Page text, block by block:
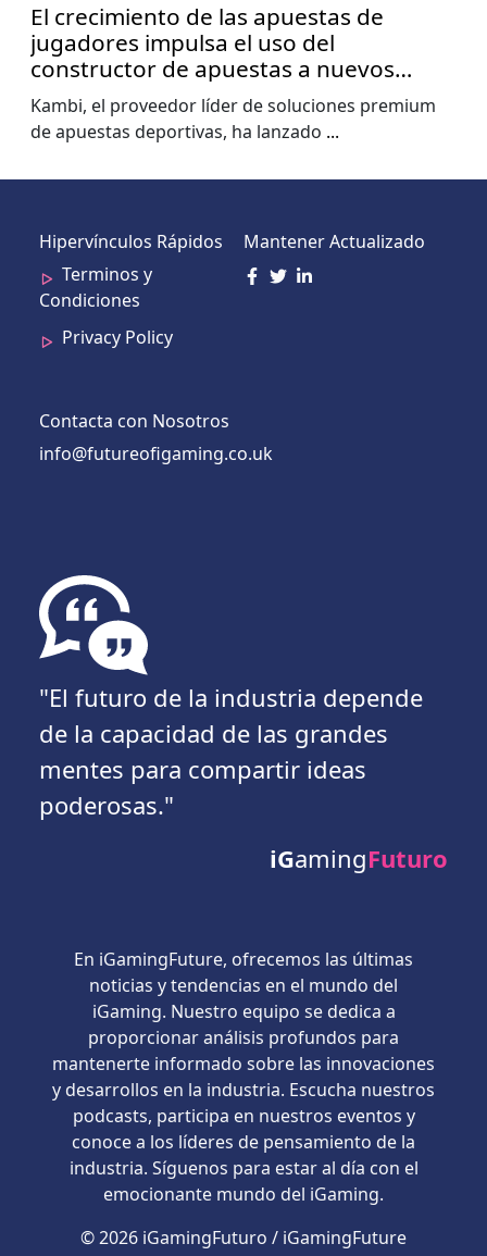
El crecimiento de las apuestas de
jugadores impulsa el uso del
constructor de apuestas a nuevos
niveles, muestra el informe de la Copa
del Mundo de Kambi
Kambi, el proveedor líder de soluciones premium
de apuestas deportivas, ha lanzado ...
Hipervínculos Rápidos
Terminos y
Condiciones
Privacy Policy
Mantener Actualizado
Contacta con Nosotros
info@futureofigaming.co.uk
"El futuro de la industria depende
de la capacidad de las grandes
mentes para compartir ideas
poderosas."
iGamingFuturo
En iGamingFuture, ofrecemos las últimas
noticias y tendencias en el mundo del
iGaming. Nuestro equipo se dedica a
proporcionar análisis profundos para
mantenerte informado sobre las innovaciones
y desarrollos en la industria. Escucha nuestros
podcasts, participa en nuestros eventos y
conoce a los líderes de pensamiento de la
industria. Síguenos para estar al día con el
emocionante mundo del iGaming.
© 2026 iGamingFuturo / iGamingFuture